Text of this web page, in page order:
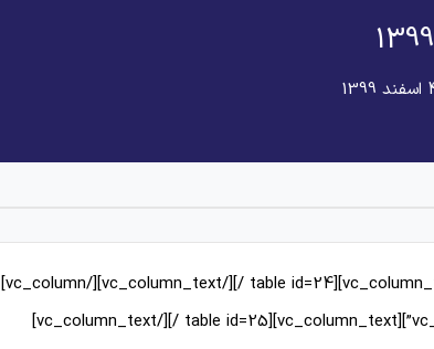
[vc_row][vc_column offset=”vc_hidden-sm vc_hidden-xs”][vc_column_text][table id=24 /][/vc_column_text][/vc_column]
[/vc_row][vc_row][vc_column offset=”vc_hidden-lg vc_hidden-md”][vc_column_text][table id=25 /][/vc_column_text]